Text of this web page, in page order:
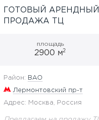
ГОТОВЫЙ АРЕНДНЫЙ
ПРОДАЖА ТЦ
площадь
2900 м2
Район: ВАO
Лермонтовский пр-т
Адрес: Москва, Россия